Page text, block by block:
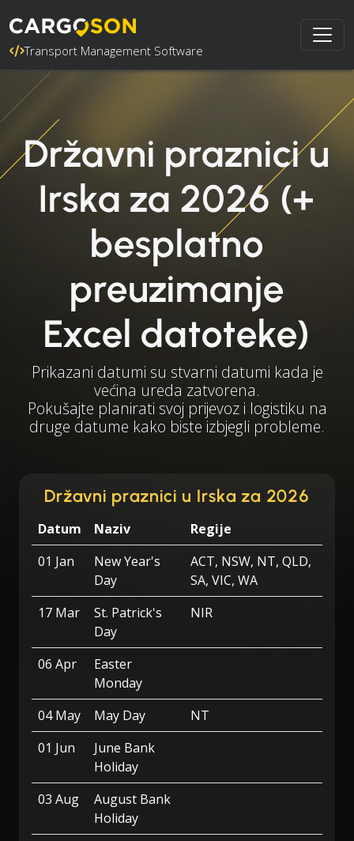
Transport Management Software
Državni praznici u
Irska za 2026 (+
besplatno
preuzimanje
Excel datoteke)
Prikazani datumi su stvarni datumi kada je
većina ureda zatvorena.
Pokušajte planirati svoj prijevoz i logistiku na
druge datume kako biste izbjegli probleme.
Državni praznici u Irska za 2026
Datum Naziv
Regije
01 Jan
New Year's
Day
ACT, NSW, NT, QLD,
SA, VIC, WA
17 Mar
St. Patrick's
Day
NIR
06 Apr
Easter
Monday
04 May
May Day
NT
01 Jun
June Bank
Holiday
03 Aug
August Bank
Holiday